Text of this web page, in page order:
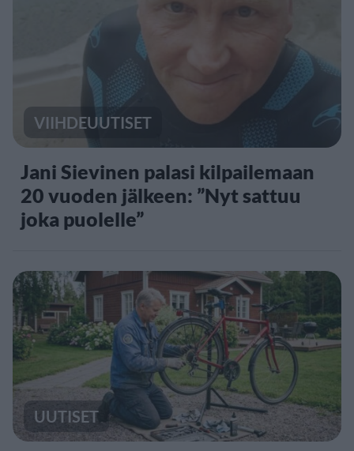
VIIHDEUUTISET
Jani Sievinen palasi kilpailemaan
20 vuoden jälkeen: ”Nyt sattuu
joka puolelle”
UUTISET